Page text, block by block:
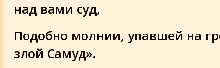
над вами суд,
Подобно молнии, упавшей на
злой Самуд».